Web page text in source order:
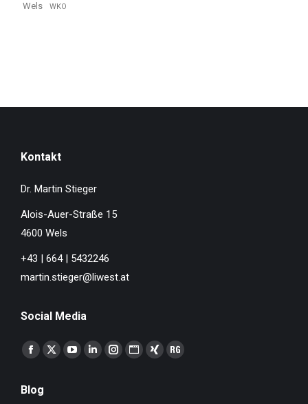
Wels WKO
Kontakt
Dr. Martin Stieger
Alois-Auer-Straße 15
4600 Wels
+43 | 664 | 5432246
martin.stieger@liwest.at
Social Media
Finden Sie uns auf:
Facebook
opens
X
YouTubeLinkedinInstagram
Website
XINGResearchGate
Blog